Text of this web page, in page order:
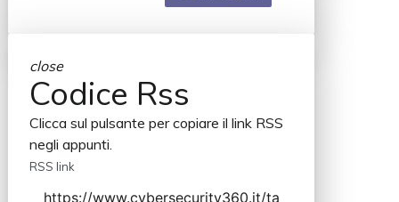
close
Codice Rss
Clicca sul pulsante per copiare il link RSS
negli appunti.
RSS link